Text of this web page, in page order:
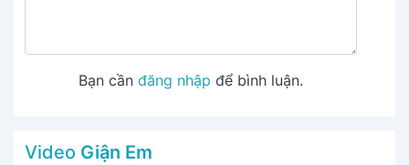
Bạn cần đăng nhập để bình luận.
Video Giận Em